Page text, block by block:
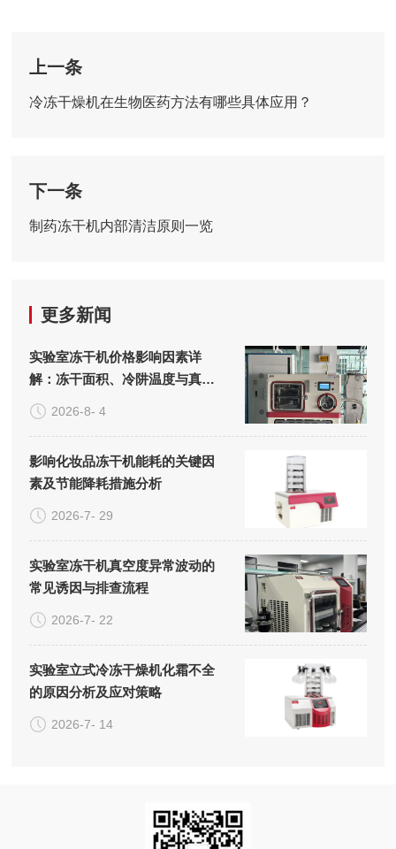
上一条
冷冻干燥机在生物医药方法有哪些具体应用？
下一条
制药冻干机内部清洁原则一览
更多新闻
实验室冻干机价格影响因素详
解：冻干面积、冷阱温度与真空
系统的成本构成
2026-8- 4
影响化妆品冻干机能耗的关键因
素及节能降耗措施分析
2026-7- 29
实验室冻干机真空度异常波动的
常见诱因与排查流程
2026-7- 22
实验室立式冷冻干燥机化霜不全
的原因分析及应对策略
2026-7- 14